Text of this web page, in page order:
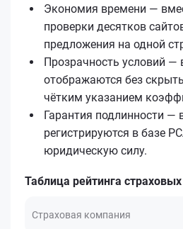
Экономия времени —
проверки десятков
предложения на одной
Прозрачность условий —
отображаются без
чётким указанием
Гарантия подлинности —
регистрируются в базе
юридическую силу.
Таблица рейтинга
Страховая компания